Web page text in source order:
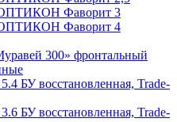
ОПТИКОН Фаворит 3
ОПТИКОН Фаворит 4
300» фронтальный
БУ восстановленная, Trade-
БУ восстановленная, Trade-